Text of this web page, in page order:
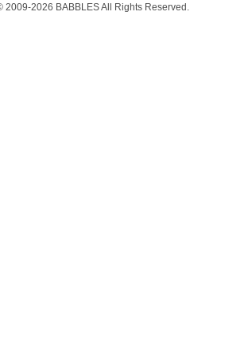
2009-2026 BABBLES All Rights Reserved.